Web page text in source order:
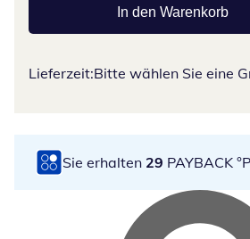
In den Warenkorb
Lieferzeit:Bitte wählen Sie eine
Sie erhalten 29 PAYBACK